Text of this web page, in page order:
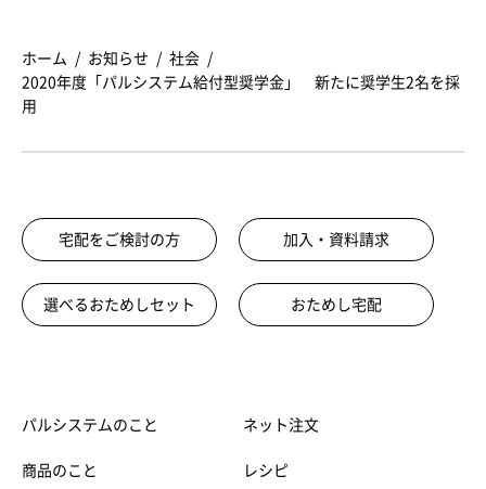
ホーム お知らせ
社会
2020年度「パルシステム給付型奨学金」 新たに奨学生2名を採
用
宅配をご検討の方 加入・資料請求
選べるおためしセット おためし宅配
パルシステムのこと
商品のこと
ネット注文
レシピ